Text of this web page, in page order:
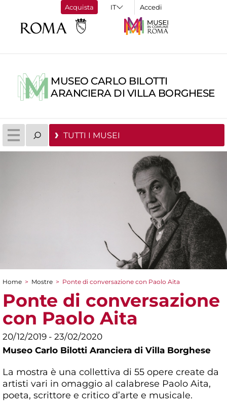
Acquista Accedi
MUSEO CARLO BILOTTI
ARANCIERA DI VILLA BORGHESE
TUTTI I MUSEI
Tu sei qui
Home > Mostre > Ponte di conversazione con Paolo Aita
Ponte di conversazione
con Paolo Aita
20/12/2019 - 23/02/2020
Museo Carlo Bilotti Aranciera di Villa Borghese
La mostra è una collettiva di 55 opere create da
artisti vari in omaggio al calabrese Paolo Aita,
poeta, scrittore e critico d’arte e musicale.